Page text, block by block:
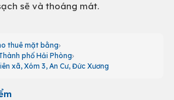
sẽ và thoáng mát.
thuê mặt bằng
phố Hải Phòng
xã, Xóm 3, An Cư, Đức Xương